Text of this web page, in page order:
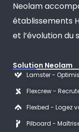
Neolam
établissements
et l’évolution du
Solution Neolam
Lamster -
Flexcrew -
Flexbed - Logez
Pilboard -